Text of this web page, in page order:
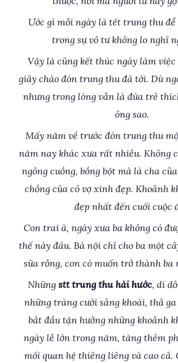
Ước gì mỗi ngày là tết trung thu
trong sự vô tư không lo nghĩ
Vậy là cũng kết thúc ngày làm
giây chào đón trung thu đã tới. Dù
nhưng trong lòng vẫn là đứa trẻ
ông sao.
Mấy năm về trước đón trung thu
năm nay khác xưa rất nhiều. Không
ngông cuồng, bồng bột mà là cha
chồng của cô vợ xinh đẹp. Khoảnh
đẹp nhất đến cuối cuộc
Con trai à, ngày xưa ba không có
thế này đâu. Bà nội chỉ cho ba một
sữa rỗng, con có muốn trở thành ba
Nhữngstt trung thu hài hước, dí
những tràng cười sảng khoái, thả
bắt đầu tận hưởng những khoảnh
ngày lễ lớn trong năm, tăng thêm
mối quan hệ thiêng liêng và cao cả.